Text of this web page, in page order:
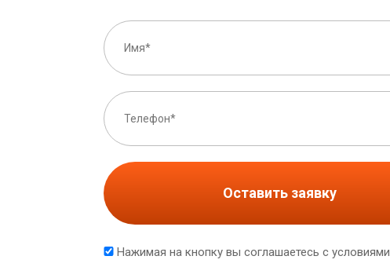
Оставить заявку
Нажимая на кнопку вы соглашаетесь с условиями